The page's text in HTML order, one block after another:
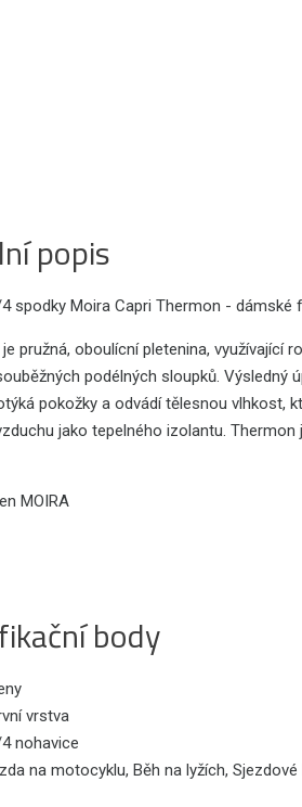
popis
spodky Moira Capri Thermon - dámské
je pružná, oboulícní pletenina,
podélných sloupků. Výsledný
pokožky a odvádí tělesnou vlhkost,
jako tepelného izolantu.
MOIRA
body
vrstva
nohavice
na motocyklu, Běh na lyžích,